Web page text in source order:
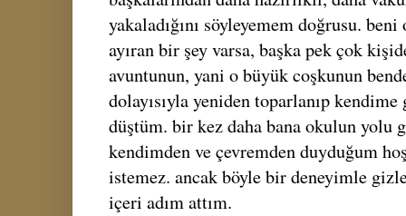
yakaladığını söyleyemem doğrusu.
ayıran bir şey varsa, başka pek çok
avuntunun, yani o büyük coşkunun
dolayısıyla yeniden toparlanıp
düştüm. bir kez daha bana okulun yolu
kendimden ve çevremden duyduğum
istemez. ancak böyle bir deneyimle
içeri adım attım.